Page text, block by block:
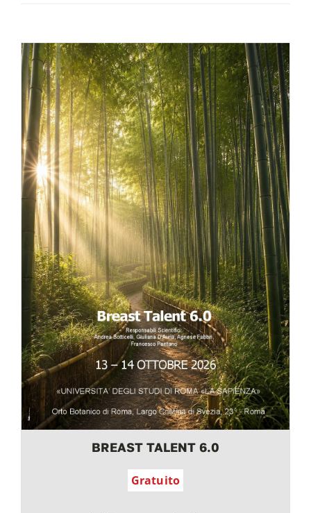
Provider ECM
Catalogo corsi
Chi siamo
Contatti
BREAST TALENT 6.0
Gratuito